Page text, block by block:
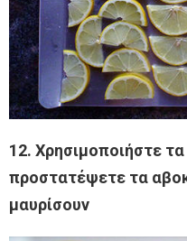
12. Χρησιμοποιήστε
προστατέψετε τα
μαυρίσουν